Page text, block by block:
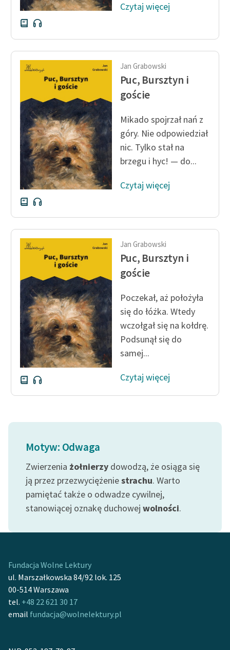
Logotypy
Materiały promocyjne
Polityka prywatności
Regulamin biblioteki
Dane fundacji i
sprawozdania finansowe
Regulamin darowizn
Informacja o treściach
wrażliwych
Deklaracja dostępności
Czytaj więcej
Jan Grabowski
Puc, Bursztyn i
goście
Mikado spojrzał nań z
góry. Nie odpowiedział
nic. Tylko stał na
brzegu i hyc! — do...
Czytaj więcej
Jan Grabowski
Puc, Bursztyn i
goście
Poczekał, aż położyła
się do łóżka. Wtedy
wczołgał się na kołdrę.
Podsunął się do
samej...
Czytaj więcej
Motyw: Odwaga
Zwierzenia żołnierzy dowodzą, że osiąga się
ją przez przezwyciężeniestrachu. Warto
pamiętać także o odwadze cywilnej,
stanowiącej oznakę duchowej wolności.
Fundacja Wolne Lektury
ul. Marszałkowska 84/92 lok. 125
00-514 Warszawa
tel. +48 22 621 30 17
email fundacja@wolnelektury.pl